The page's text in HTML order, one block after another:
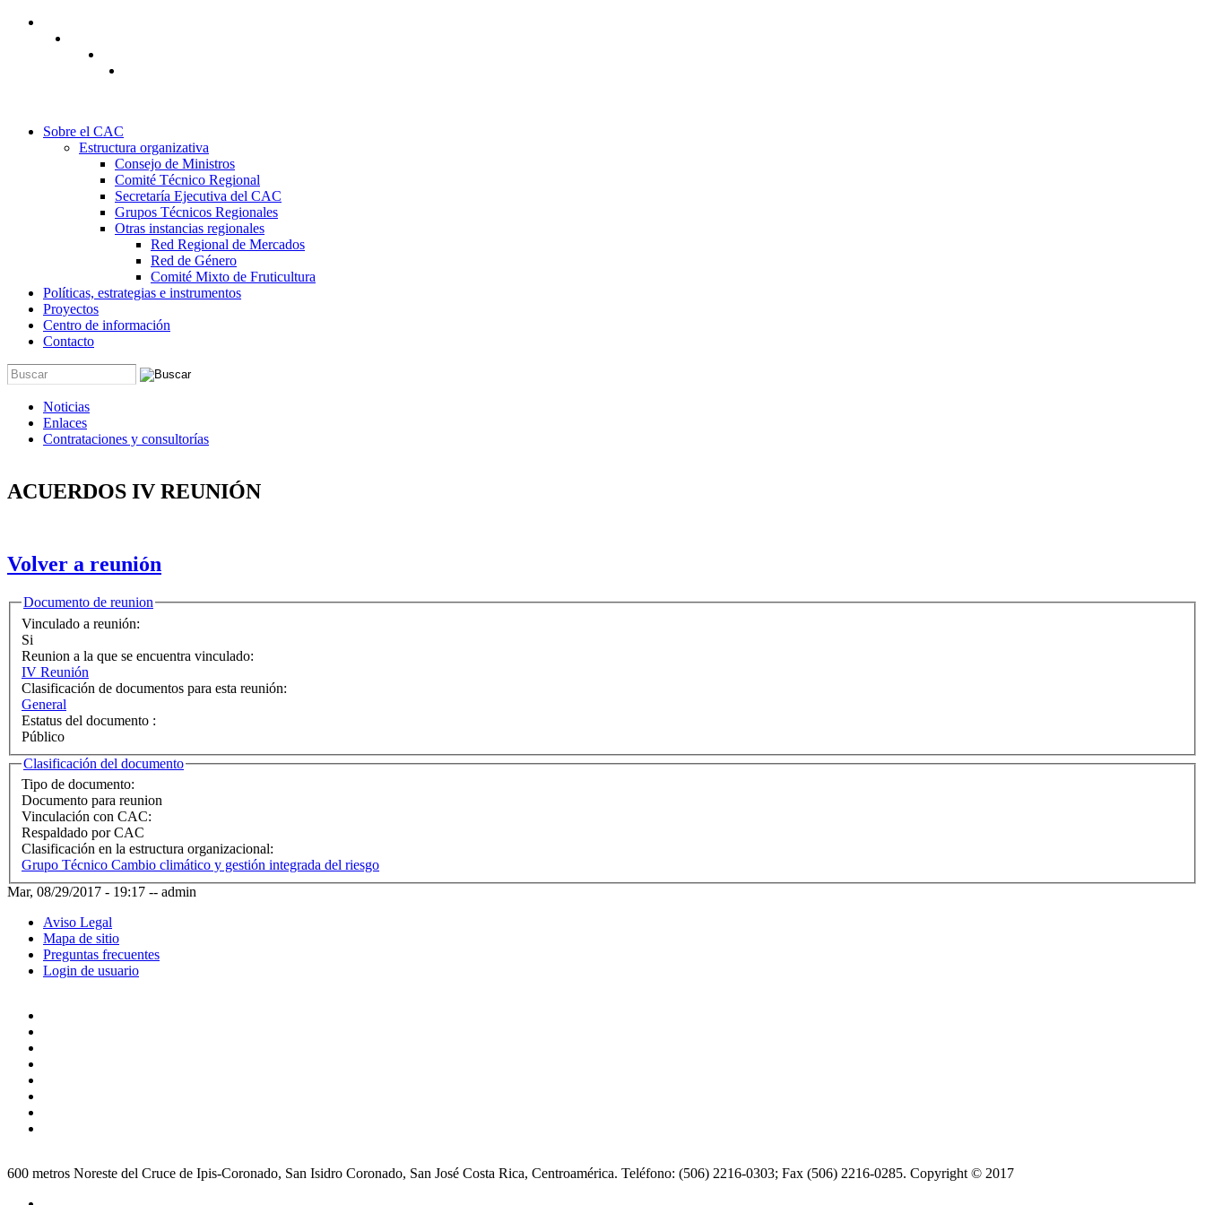
Pasar al contenido principal
Sobre el CAC
Estructura organizativa
Consejo de Ministros
Comité Técnico Regional
Secretaría Ejecutiva del CAC
Grupos Técnicos Regionales
Otras instancias regionales
Red Regional de Mercados
Red de Género
Comité Mixto de Fruticultura
Políticas, estrategias e instrumentos
Proyectos
Centro de información
Contacto
Buscar
Noticias
Enlaces
Contrataciones y consultorías
ACUERDOS IV REUNIÓN
Volver a reunión
Ocultar
Documento de reunion
Vinculado a reunión:
Si
Reunion a la que se encuentra vinculado:
IV Reunión
Clasificación de documentos para esta reunión:
General
Estatus del documento :
Público
Ocultar
Clasificación del documento
Tipo de documento:
Documento para reunion
Vinculación con CAC:
Respaldado por CAC
Clasificación en la estructura organizacional:
Grupo Técnico Cambio climático y gestión integrada del riesgo
Mar, 08/29/2017 - 19:17 -- admin
Aviso Legal
Mapa de sitio
Preguntas frecuentes
Login de usuario
600 metros Noreste del Cruce de Ipis-Coronado, San Isidro Coronado, San José Costa Rica, Centroamérica. Teléfono: (506) 2216-0303; Fax (506) 2216-0285. Copyright © 2017